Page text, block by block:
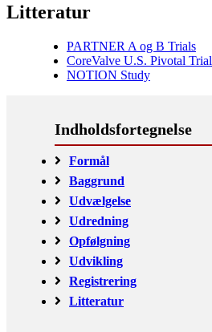
Litteratur
PARTNER A og B Trials
CoreValve U.S. Pivotal Trial
NOTION Study
Formål
Baggrund
Udvælgelse
Udredning
Opfølgning
Udvikling
Registrering
Litteratur